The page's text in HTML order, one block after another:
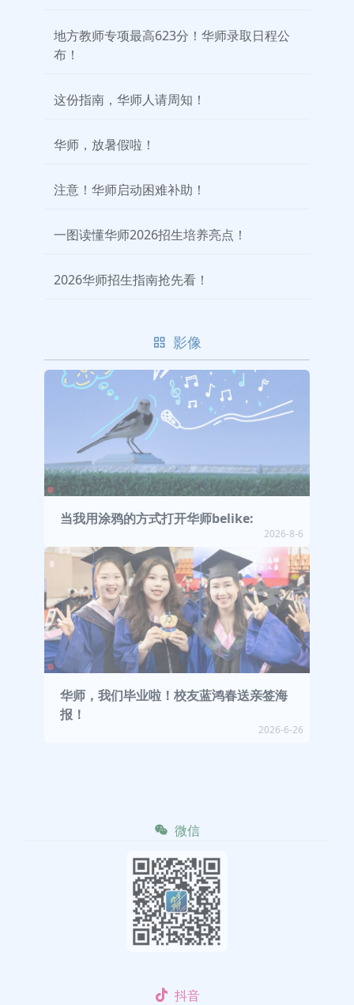
地方教师专项最高623分！华师录取日程公
布！
这份指南，华师人请周知！
华师，放暑假啦！
注意！华师启动困难补助！
一图读懂华师2026招生培养亮点！
2026华师招生指南抢先看！
影像
当我用涂鸦的方式打开华师belike:
2026-8-6
华师，我们毕业啦！校友蓝鸿春送亲签海
报！
2026-6-26
微信
抖音